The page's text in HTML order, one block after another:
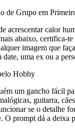
de Grupo em
acrescentar calor
abaixo, certifica-te
imagem que
date, uma ex ou a
Hobby
um gancho fácil
guitarra,
se o detalhe
O prompt dá a deixa